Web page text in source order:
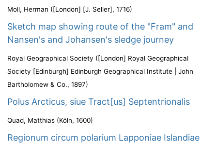
Moll, Herman ([London] [J. Seller], 1716)
Sketch map showing route of the "Fram" and
Nansen's and Johansen's sledge journey
Royal Geographical Society ([London] Royal Geographical
Society [Edinburgh] Edinburgh Geographical Institute | John
Bartholomew & Co., 1897)
Polus Arcticus, siue Tract[us] Septentrionalis
Quad, Matthias (Köln, 1600)
Regionum circum polarium Lapponiae Islandiae